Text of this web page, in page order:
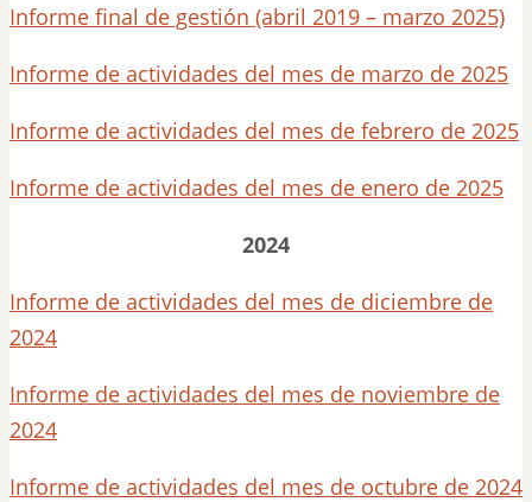
Informe final de gestión (abril 2019 – marzo 2025)
Informe de actividades del mes de marzo de 2025
Informe de actividades del mes de febrero de 2025
Informe de actividades del mes de enero de 2025
2024
Informe de actividades del mes de diciembre de
2024
Informe de actividades del mes de noviembre de
2024
Informe de actividades del mes de octubre de 2024